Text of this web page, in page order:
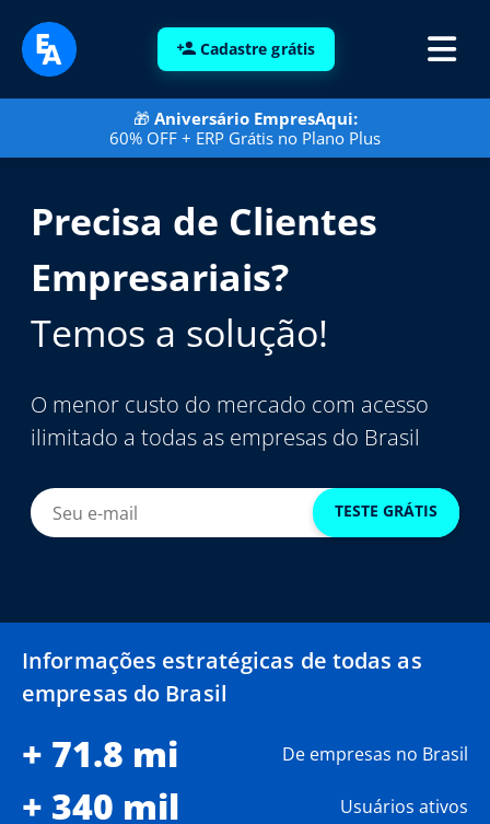
Cadastre grátis
🎁 Aniversário EmpresAqui:
60% OFF + ERP Grátis no Plano Plus
Precisa de Clientes
Empresariais?
Temos a solução!
O menor custo do mercado com acesso
ilimitado a todas as empresas do Brasil
TESTE GRÁTIS
Informações estratégicas de todas as
empresas do Brasil
+ 71.8 mi De empresas no Brasil
+ 340 mil Usuários ativos